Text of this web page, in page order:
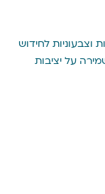
וצבעוניות לחידוש
על יציבות